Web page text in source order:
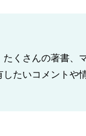
くさんの著書、
たいコメントや